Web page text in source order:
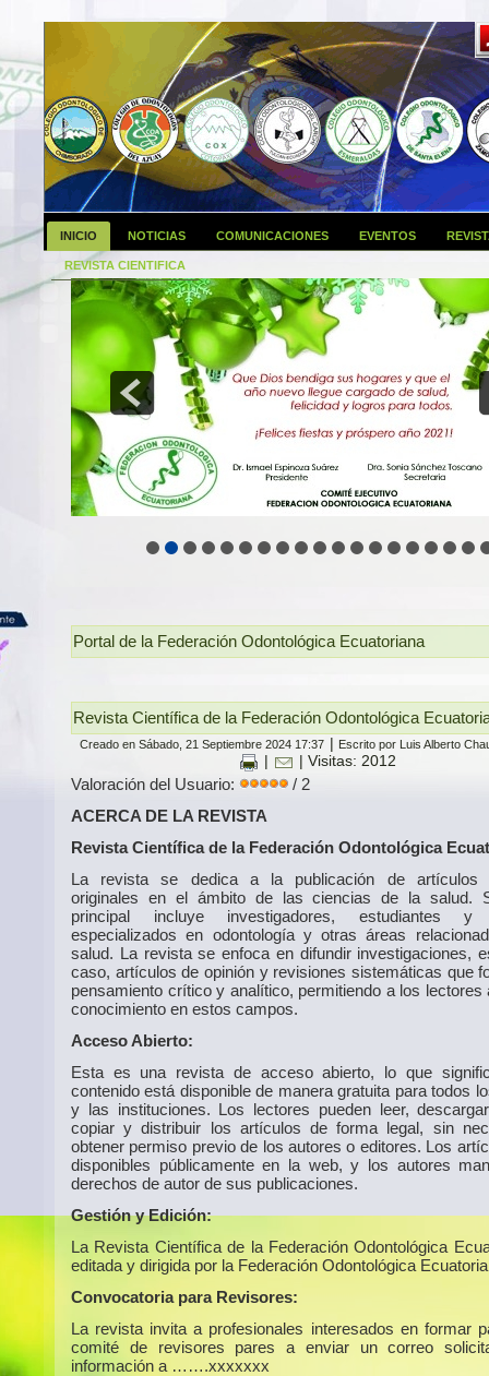
INICIO NOTICIAS COMUNICACIONES EVENTOS
REVISTA CIENTIFICA
Portal de la Federación Odontológica Ecuatoriana
Revista Científica de la Federación Odontológica
Creado en Sábado, 21 Septiembre 2024 17:37 Escrito por Luis Alberto
| Visitas: 2012
Valoración del Usuario:
/ 2
ACERCA DE LA REVISTA
Revista Científica de la Federación Odontológica
La revista se dedica a la publicación de artículos
originales en el ámbito de las ciencias de la salud.
principal incluye investigadores, estudiantes y
especializados en odontología y otras áreas
salud. La revista se enfoca en difundir investigaciones,
caso, artículos de opinión y revisiones sistemáticas que
pensamiento crítico y analítico, permitiendo a los lectores
conocimiento en estos campos.
Acceso Abierto:
Esta es una revista de acceso abierto, lo que
contenido está disponible de manera gratuita para todos
y las instituciones. Los lectores pueden leer,
copiar y distribuir los artículos de forma legal, sin
obtener permiso previo de los autores o editores. Los
disponibles públicamente en la web, y los autores
derechos de autor de sus publicaciones.
Gestión y Edición:
La Revista Científica de la Federación Odontológica
editada y dirigida por la Federación Odontológica
Convocatoria para Revisores:
La revista invita a profesionales interesados en formar
comité de revisores pares a enviar un correo
información a …….xxxxxxx